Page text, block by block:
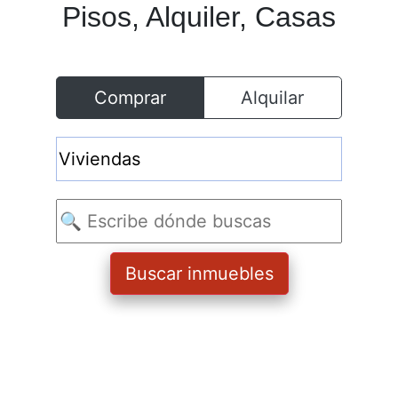
Pisos, Alquiler, Casas
Comprar Alquilar